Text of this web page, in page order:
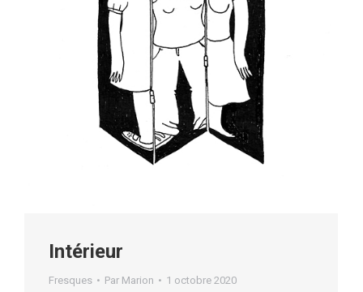
Intérieur
Fresques Par Marion 1 octobre 2020